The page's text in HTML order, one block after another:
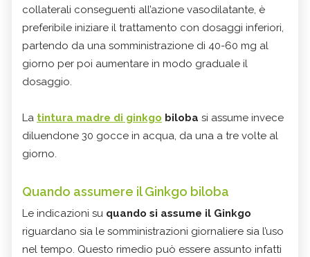
collaterali conseguenti all’azione vasodilatante, è
preferibile iniziare il trattamento con dosaggi inferiori,
partendo da una somministrazione di 40-60 mg al
giorno per poi aumentare in modo graduale il
dosaggio.
La tintura madre di ginkgo biloba si assume invece
diluendone 30 gocce in acqua, da una a tre volte al
giorno.
Quando assumere il Ginkgo biloba
Le indicazioni su quando si assume il Ginkgo
riguardano sia le somministrazioni giornaliere sia l’uso
nel tempo. Questo rimedio può essere assunto infatti